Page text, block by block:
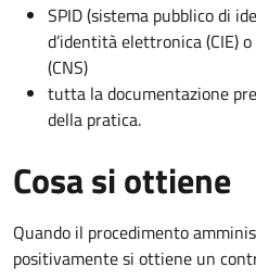
SPID (sistema pubblico di
d’identità elettronica (CIE)
(CNS)
tutta la documentazione
della pratica.
Cosa si ottiene
Quando il procedimento
positivamente si ottiene un